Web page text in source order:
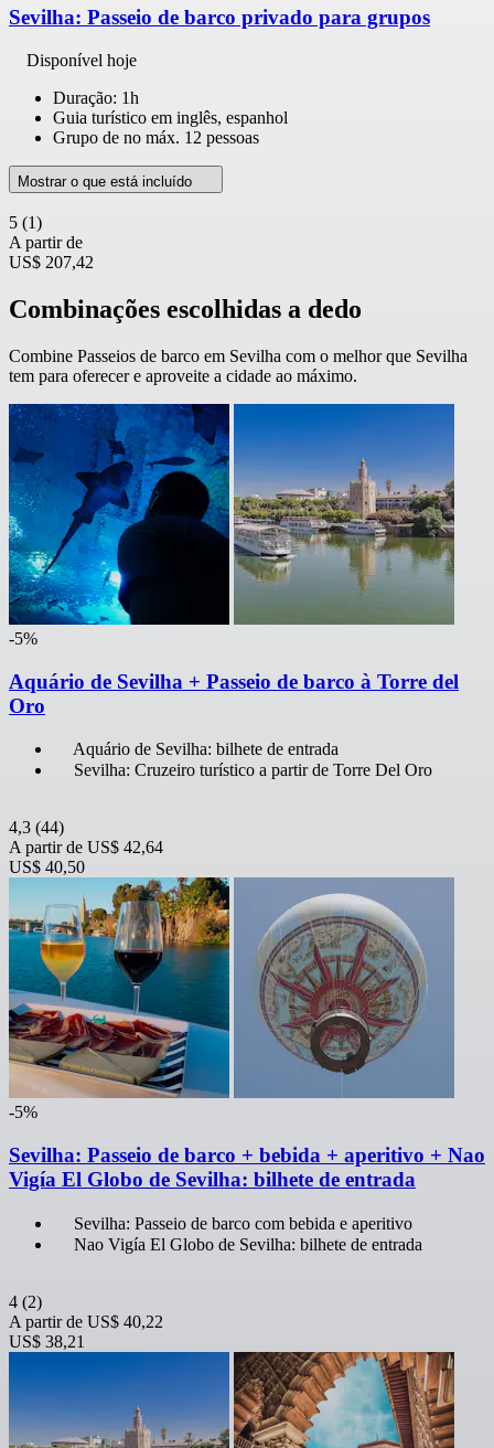
Sevilha: Passeio de barco privado para grupos
Disponível hoje
Duração: 1h
Guia turístico em inglês, espanhol
Grupo de no máx. 12 pessoas
Mostrar o que está incluído
5 (1)
A partir de
US$ 207,42
Combinações escolhidas a dedo
Combine Passeios de barco em Sevilha com o melhor que Sevilha
tem para oferecer e aproveite a cidade ao máximo.
-5%
Aquário de Sevilha + Passeio de barco à Torre del
Oro
Aquário de Sevilha: bilhete de entrada
Sevilha: Cruzeiro turístico a partir de Torre Del Oro
4,3 (44)
A partir de US$ 42,64
US$ 40,50
-5%
Sevilha: Passeio de barco + bebida + aperitivo + Nao
Vigía El Globo de Sevilha: bilhete de entrada
Sevilha: Passeio de barco com bebida e aperitivo
Nao Vigía El Globo de Sevilha: bilhete de entrada
4 (2)
A partir de US$ 40,22
US$ 38,21